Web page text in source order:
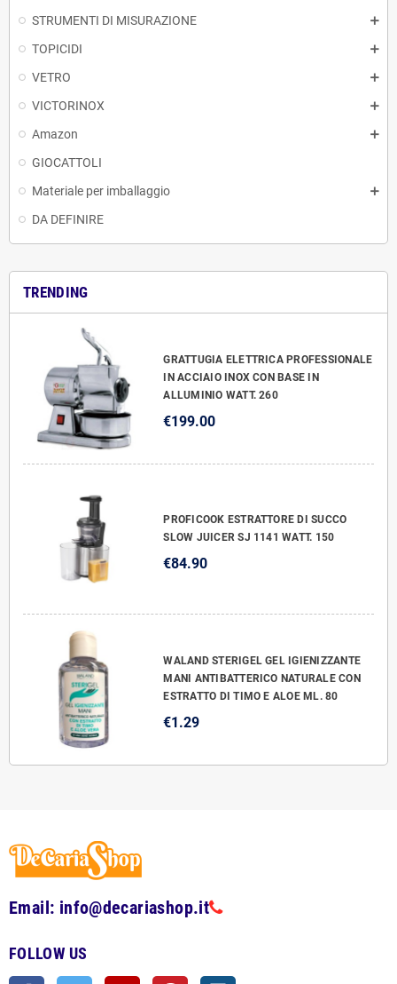
STRUMENTI DI MISURAZIONE
TOPICIDI
VETRO
VICTORINOX
Amazon
GIOCATTOLI
Materiale per imballaggio
DA DEFINIRE
TRENDING
GRATTUGIA ELETTRICA PROFESSIONALE
IN ACCIAIO INOX CON BASE IN
ALLUMINIO WATT. 260
€199.00
PROFICOOK ESTRATTORE DI SUCCO
SLOW JUICER SJ 1141 WATT. 150
€84.90
WALAND STERIGEL GEL IGIENIZZANTE
MANI ANTIBATTERICO NATURALE CON
ESTRATTO DI TIMO E ALOE ML. 80
€1.29
Email: info@decariashop.it
FOLLOW US